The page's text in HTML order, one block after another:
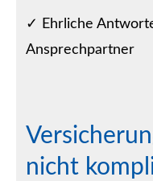
✓ Ehrliche
Ansprechpartner
nicht